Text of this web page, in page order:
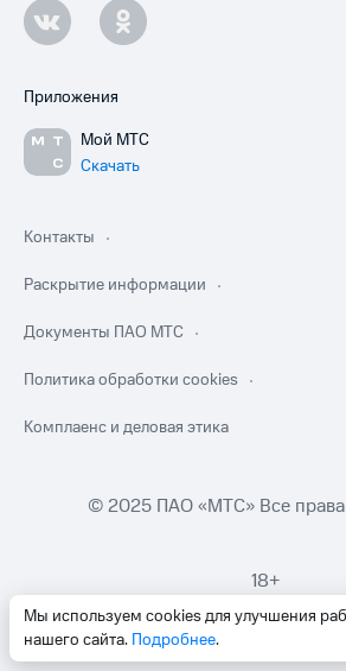
Мы используем cookies для улучшения
нашего сайта. Подробнее.
Приложения
Мой МТС
Скачать
Контакты
Раскрытие информации
Документы ПАО МТС
Политика обработки cookies
Комплаенс и деловая этика
© 2025 ПАО «МТС» Все
18+